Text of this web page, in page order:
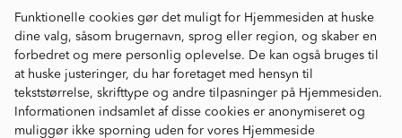
Funktionelle cookies gør det muligt for Hjemmesiden at huske
dine valg, såsom brugernavn, sprog eller region, og skaber en
forbedret og mere personlig oplevelse. De kan også bruges til
at huske justeringer, du har foretaget med hensyn til
tekststørrelse, skrifttype og andre tilpasninger på Hjemmesiden.
Informationen indsamlet af disse cookies er anonymiseret og
muliggør ikke sporning uden for vores Hjemmeside